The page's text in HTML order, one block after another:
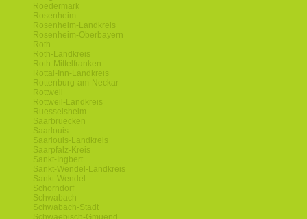
Roedermark
Rosenheim
Rosenheim-Landkreis
Rosenheim-Oberbayern
Roth
Roth-Landkreis
Roth-Mittelfranken
Rottal-Inn-Landkreis
Rottenburg-am-Neckar
Rottweil
Rottweil-Landkreis
Ruesselsheim
Saarbruecken
Saarlouis
Saarlouis-Landkreis
Saarpfalz-Kreis
Sankt-Ingbert
Sankt-Wendel-Landkreis
Sankt-Wendel
Schorndorf
Schwabach
Schwabach-Stadt
Schwaebisch-Gmuend